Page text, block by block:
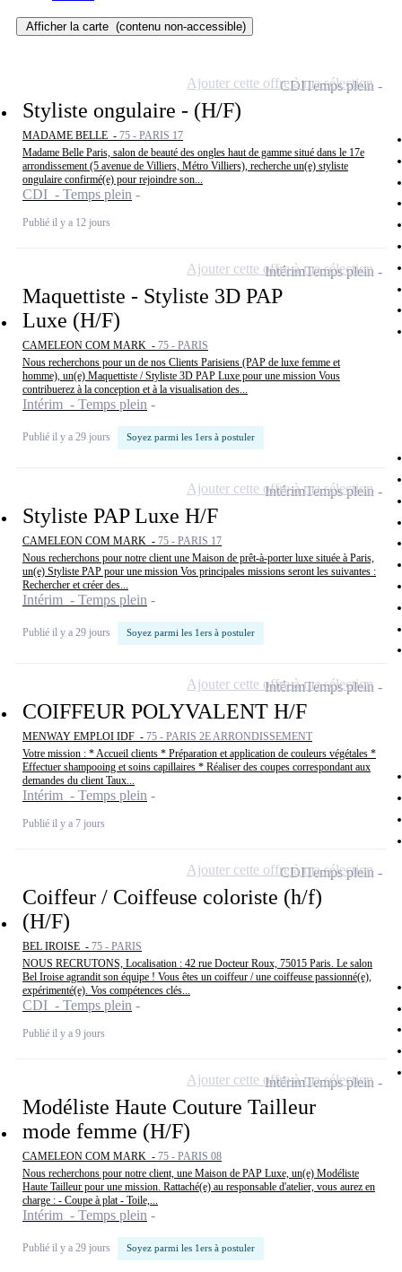
Afficher la carte (contenu non-accessible)
Styliste ongulaire - (H/F)
MADAME BELLE - 75 - PARIS 17
Madame Belle Paris, salon de beauté des ongles haut de gamme situé dans le 17e
arrondissement (5 avenue de Villiers, Métro Villiers), recherche un(e) styliste
ongulaire confirmé(e) pour rejoindre son...
CDI - Temps plein
Publié il y a 12 jours
CDITemps plein
Ajouter cette offre à ma sélection
Maquettiste - Styliste 3D PAP
Luxe (H/F)
CAMELEON COM MARK - 75 - PARIS
Nous recherchons pour un de nos Clients Parisiens (PAP de luxe femme et
homme), un(e) Maquettiste / Styliste 3D PAP Luxe pour une mission Vous
contribuerez à la conception et à la visualisation des...
Intérim - Temps plein
Publié il y a 29 jours Soyez parmi les 1ers à postuler
IntérimTemps plein
Ajouter cette offre à ma sélection
Styliste PAP Luxe H/F
CAMELEON COM MARK - 75 - PARIS 17
Nous recherchons pour notre client une Maison de prêt-à-porter luxe située à Paris,
un(e) Styliste PAP pour une mission Vos principales missions seront les suivantes :
Rechercher et créer des...
Intérim - Temps plein
Publié il y a 29 jours Soyez parmi les 1ers à postuler
IntérimTemps plein
Ajouter cette offre à ma sélection
COIFFEUR POLYVALENT H/F
MENWAY EMPLOI IDF - 75 - PARIS 2E ARRONDISSEMENT
Votre mission : * Accueil clients * Préparation et application de couleurs végétales *
Effectuer shampooing et soins capillaires * Réaliser des coupes correspondant aux
demandes du client Taux...
Intérim - Temps plein
Publié il y a 7 jours
IntérimTemps plein
Ajouter cette offre à ma sélection
Coiffeur / Coiffeuse coloriste (h/f)
(H/F)
BEL IROISE - 75 - PARIS
NOUS RECRUTONS, Localisation : 42 rue Docteur Roux, 75015 Paris. Le salon
Bel Iroise agrandit son équipe ! Vous êtes un coiffeur / une coiffeuse passionné(e),
expérimenté(e). Vos compétences clés...
CDI - Temps plein
Publié il y a 9 jours
CDITemps plein
Ajouter cette offre à ma sélection
Modéliste Haute Couture Tailleur
mode femme (H/F)
CAMELEON COM MARK - 75 - PARIS 08
Nous recherchons pour notre client, une Maison de PAP Luxe, un(e) Modéliste
Haute Tailleur pour une mission. Rattaché(e) au responsable d'atelier, vous aurez en
charge : - Coupe à plat - Toile,...
Intérim - Temps plein
Publié il y a 29 jours Soyez parmi les 1ers à postuler
IntérimTemps plein
Ajouter cette offre à ma sélection